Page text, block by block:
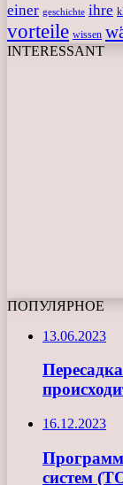
einer geschichte ihre
vorteile wissen
INTERESSANT
ПОПУЛЯРНОЕ
13.06.2023
16.12.2023
систем